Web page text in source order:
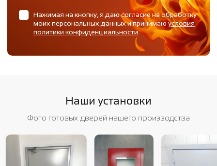
Нажимая на кнопку, я даю согласие на обработку
моих персональных данных и принимаюусловия
политики конфиденциальности.
Наши установки
Фото готовых дверей нашего производства